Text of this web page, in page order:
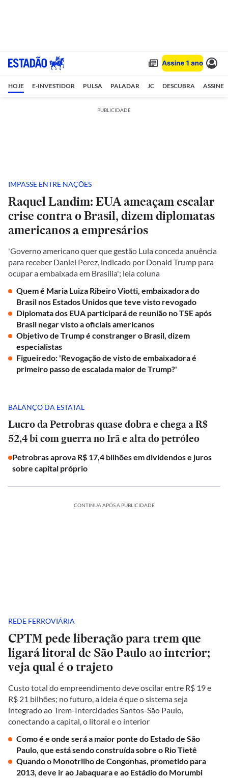
HOJE E-INVESTIDOR PULSA PALADAR JC DESCUBRA ASSINE
PUBLICIDADE
IMPASSE ENTRE NAÇÕES
Raquel Landim: EUA ameaçam escalar
crise contra o Brasil, dizem diplomatas
americanos a empresários
'Governo americano quer que gestão Lula conceda anuência
para receber Daniel Perez, indicado por Donald Trump para
ocupar a embaixada em Brasília'; leia coluna
Quem é Maria Luiza Ribeiro Viotti, embaixadora do
Brasil nos Estados Unidos que teve visto revogado
Diplomata dos EUA participará de reunião no TSE após
Brasil negar visto a oficiais americanos
Objetivo de Trump é constranger o Brasil, dizem
especialistas
Figueiredo: 'Revogação de visto de embaixadora é
primeiro passo de escalada maior de Trump?'
BALANÇO DA ESTATAL
Lucro da Petrobras quase dobra e chega a R$
52,4 bi com guerra no Irã e alta do petróleo
Petrobras aprova R$ 17,4 bilhões em dividendos e juros
sobre capital próprio
CONTINUA APÓS A PUBLICIDADE
REDE FERROVIÁRIA
CPTM pede liberação para trem que
ligará litoral de São Paulo ao interior;
veja qual é o trajeto
Custo total do empreendimento deve oscilar entre R$ 19 e
R$ 21 bilhões; no futuro, a ideia é que o sistema seja
integrado ao Trem-Intercidades Santos-São Paulo,
conectando a capital, o litoral e o interior
Como é e onde será a maior ponte do Estado de São
Paulo, que está sendo construída sobre o Rio Tietê
Quando o Monotrilho de Congonhas, prometido para
2013, deve ir ao Jabaquara e ao Estádio do Morumbi